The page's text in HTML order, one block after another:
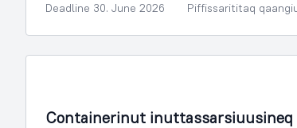
Deadline 30. June 2026 Piffissarititaq
Containerinut